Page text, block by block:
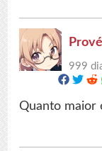
999
Quanto maior